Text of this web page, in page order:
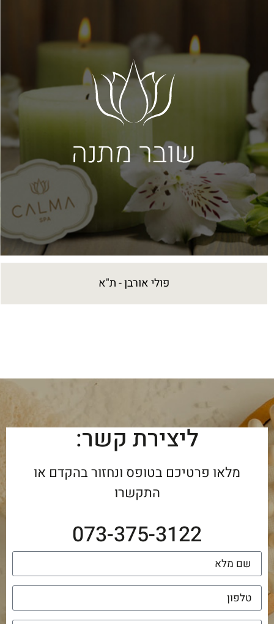
פולי אורבן - ת"א
ליצירת קשר:
מלאו פרטיכם בטופס ונחזור בהקדם או
התקשרו
073-375-3122